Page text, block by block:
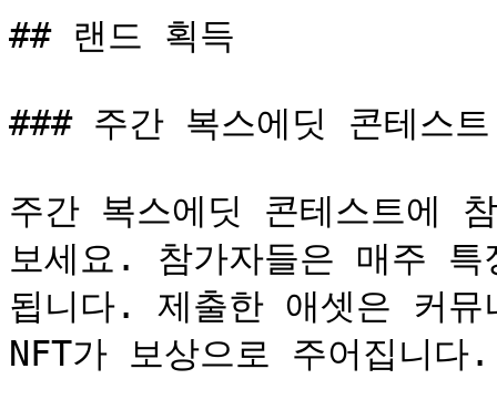
## 랜드 획득
### 주간 복스에딧 콘테스트
주간 복스에딧 콘테스트에
보세요. 참가자들은 매주
됩니다. 제출한 애셋은 커뮤
NFT가 보상으로 주어집니다.